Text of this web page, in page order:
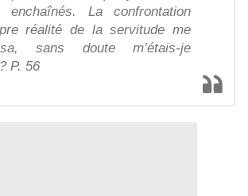
enchaînés. La confrontation
réalité de la servitude me
sans doute m’étais-je
P. 56